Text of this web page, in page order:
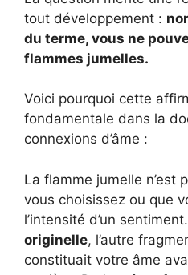
tout développement :
du terme, vous ne
flammes jumelles.
Voici pourquoi cette
fondamentale dans la
connexions d’âme :
La flamme jumelle n’est
vous choisissez ou que
l’intensité d’un
originelle, l’autre
constituait votre âme